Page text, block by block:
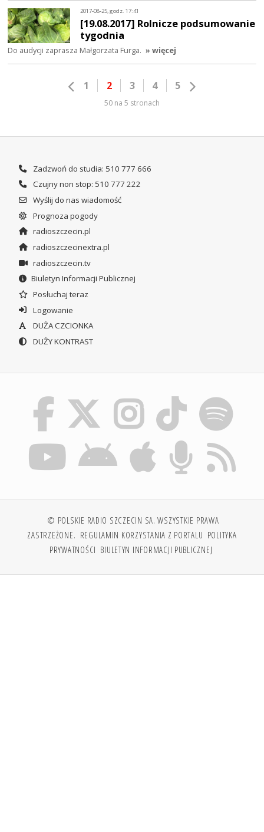
2017-08-25, godz. 17:41
[19.08.2017] Rolnicze podsumowanie
tygodnia
Do audycji zaprasza Małgorzata Furga. » więcej
1 2 3 4 5
50 na 5 stronach
Zadzwoń do studia: 510 777 666
Czujny non stop: 510 777 222
Wyślij do nas wiadomość
Prognoza pogody
radioszczecin.pl
radioszczecinextra.pl
radioszczecin.tv
Biuletyn Informacji Publicznej
Posłuchaj teraz
Logowanie
DUŻA CZCIONKA
DUŻY KONTRAST
© POLSKIE RADIO SZCZECIN SA. WSZYSTKIE PRAWA
ZASTRZEŻONE. REGULAMIN KORZYSTANIA Z PORTALU POLITYKA
PRYWATNOŚCI BIULETYN INFORMACJI PUBLICZNEJ